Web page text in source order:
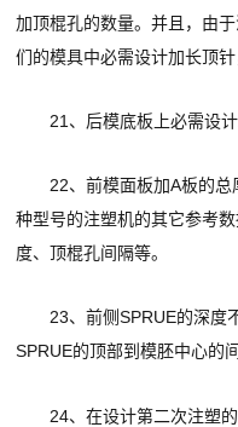
加顶棍孔的数量。并且，由
们的模具中必需设计加长顶
21、后模底板上必需设计
22、前模面板加A板的
种型号的注塑机的其它参考
度、顶棍孔间隔等。
23、前侧SPRUE的深度
SPRUE的顶部到模胚中心的
24、在设计第二次注塑